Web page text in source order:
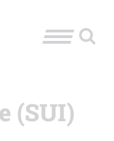
(SUI)